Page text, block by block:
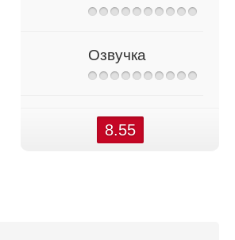
Озвучка
8.55